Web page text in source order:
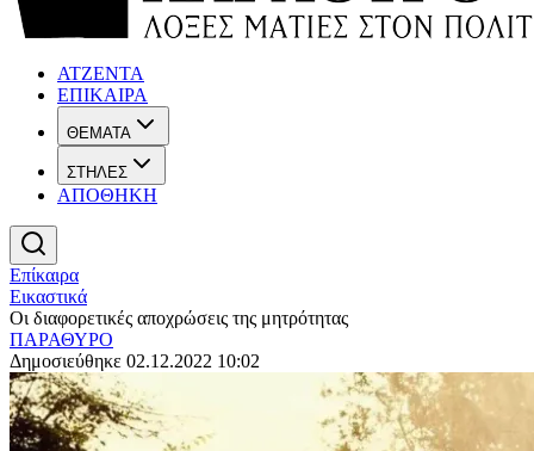
ΑΤΖΕΝΤΑ
ΕΠΙΚΑΙΡΑ
ΘΕΜΑΤΑ
ΣΤΗΛΕΣ
ΑΠΟΘΗΚΗ
Επίκαιρα
Εικαστικά
Οι διαφορετικές αποχρώσεις της μητρότητας
ΠΑΡΑΘΥΡΟ
Δημοσιεύθηκε 02.12.2022 10:02